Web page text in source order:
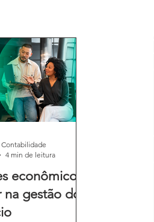
econômicos:
gestão do
Contabilidade
4 min de leitura